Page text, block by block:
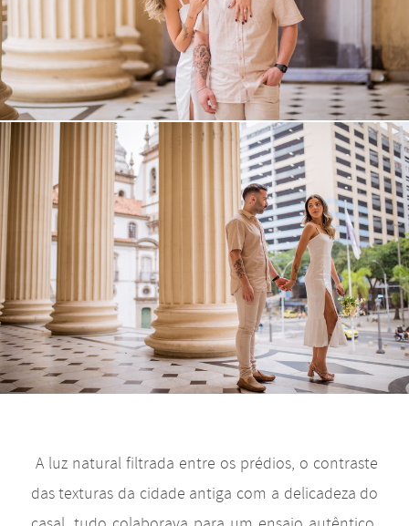
A luz natural filtrada entre os prédios, o contraste
das texturas da cidade antiga com a delicadeza do